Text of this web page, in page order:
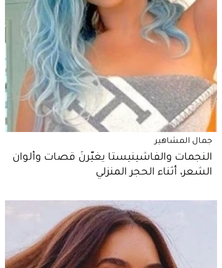
جمال المشاهير
النجمات والفاشينيستا يغيّرنَ قصات وألوان
الشعر، أثناء الحجر المنزلي